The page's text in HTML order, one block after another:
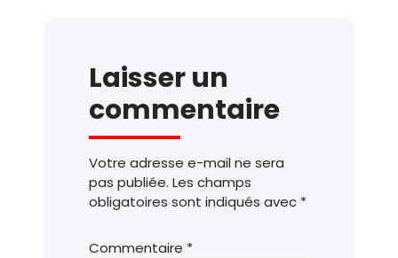
Laisser un
commentaire
Votre adresse e-mail ne sera
pas publiée. Les champs
obligatoires sont indiqués avec *
Commentaire *